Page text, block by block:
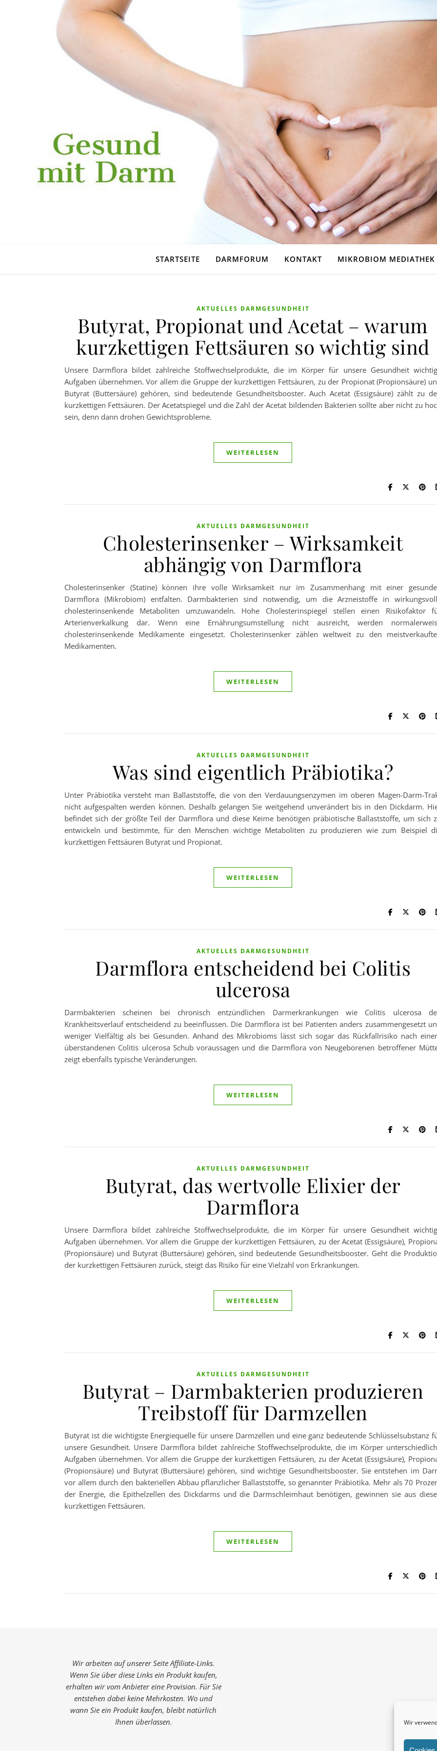
Wir
STARTSEITE DARMFORUM KONTAKT MIKROBIOM MEDIATHEK
AKTUELLES DARMGESUNDHEIT
Butyrat, Propionat und Acetat – warum
kurzkettigen Fettsäuren so wichtig sind
Unsere Darmflora bildet zahlreiche Stoffwechselprodukte, die im Körper für unsere Gesundheit
Aufgaben übernehmen. Vor allem die Gruppe der kurzkettigen Fettsäuren, zu der Propionat (Propionsäure)
Butyrat (Buttersäure) gehören, sind bedeutende Gesundheitsbooster. Auch Acetat (Essigsäure) zählt zu
kurzkettigen Fettsäuren. Der Acetatspiegel und die Zahl der Acetat bildenden Bakterien sollte aber nicht zu
sein, denn dann drohen Gewichtsprobleme.
WEITERLESEN
AKTUELLES DARMGESUNDHEIT
Cholesterinsenker – Wirksamkeit
abhängig von Darmflora
Cholesterinsenker (Statine) können ihre volle Wirksamkeit nur im Zusammenhang mit einer
Darmflora (Mikrobiom) entfalten. Darmbakterien sind notwendig, um die Arzneistoffe in
cholesterinsenkende Metaboliten umzuwandeln. Hohe Cholesterinspiegel stellen einen Risikofaktor
Arterienverkalkung dar. Wenn eine Ernährungsumstellung nicht ausreicht, werden
cholesterinsenkende Medikamente eingesetzt. Cholesterinsenker zählen weltweit zu den
Medikamenten.
WEITERLESEN
AKTUELLES DARMGESUNDHEIT
Was sind eigentlich Präbiotika?
Unter Präbiotika versteht man Ballaststoffe, die von den Verdauungsenzymen im oberen Magen-Darm-
nicht aufgespalten werden können. Deshalb gelangen Sie weitgehend unverändert bis in den Dickdarm.
befindet sich der größte Teil der Darmflora und diese Keime benötigen präbiotische Ballaststoffe, um sich
entwickeln und bestimmte, für den Menschen wichtige Metaboliten zu produzieren wie zum Beispiel
kurzkettigen Fettsäuren Butyrat und Propionat.
WEITERLESEN
AKTUELLES DARMGESUNDHEIT
Darmflora entscheidend bei Colitis
ulcerosa
Darmbakterien scheinen bei chronisch entzündlichen Darmerkrankungen wie Colitis ulcerosa
Krankheitsverlauf entscheidend zu beeinflussen. Die Darmflora ist bei Patienten anders zusammengesetzt
weniger Vielfältig als bei Gesunden. Anhand des Mikrobioms lässt sich sogar das Rückfallrisiko nach
überstandenen Colitis ulcerosa Schub voraussagen und die Darmflora von Neugeborenen betroffener
zeigt ebenfalls typische Veränderungen.
WEITERLESEN
AKTUELLES DARMGESUNDHEIT
Butyrat, das wertvolle Elixier der
Darmflora
Unsere Darmflora bildet zahlreiche Stoffwechselprodukte, die im Körper für unsere Gesundheit
Aufgaben übernehmen. Vor allem die Gruppe der kurzkettigen Fettsäuren, zu der Acetat (Essigsäure),
(Propionsäure) und Butyrat (Buttersäure) gehören, sind bedeutende Gesundheitsbooster. Geht die
der kurzkettigen Fettsäuren zurück, steigt das Risiko für eine Vielzahl von Erkrankungen.
WEITERLESEN
AKTUELLES DARMGESUNDHEIT
Butyrat – Darmbakterien produzieren
Treibstoff für Darmzellen
Butyrat ist die wichtigste Energiequelle für unsere Darmzellen und eine ganz bedeutende Schlüsselsubstanz
unsere Gesundheit. Unsere Darmflora bildet zahlreiche Stoffwechselprodukte, die im Körper
Aufgaben übernehmen. Vor allem die Gruppe der kurzkettigen Fettsäuren, zu der Acetat (Essigsäure),
(Propionsäure) und Butyrat (Buttersäure) gehören, sind wichtige Gesundheitsbooster. Sie entstehen im
vor allem durch den bakteriellen Abbau pflanzlicher Ballaststoffe, so genannter Präbiotika. Mehr als 70
der Energie, die Epithelzellen des Dickdarms und die Darmschleimhaut benötigen, gewinnen sie aus
kurzkettigen Fettsäuren.
WEITERLESEN
Wir arbeiten auf unserer Seite Affiliate-Links.
Wenn Sie über diese Links ein Produkt kaufen,
erhalten wir vom Anbieter eine Provision. Für Sie
entstehen dabei keine Mehrkosten. Wo und
wann Sie ein Produkt kaufen, bleibt natürlich
Ihnen überlassen.